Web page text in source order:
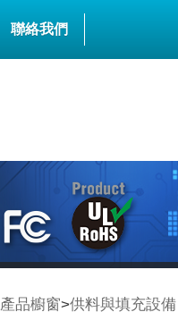
聯絡我們
產品櫥窗>供料與填充設備